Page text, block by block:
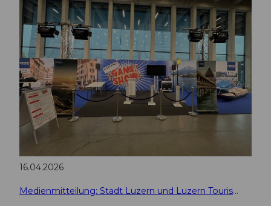
16.04.2026
Medienmitteilung: Stadt Luzern und Luzern Tourismus an der LUGA 2026